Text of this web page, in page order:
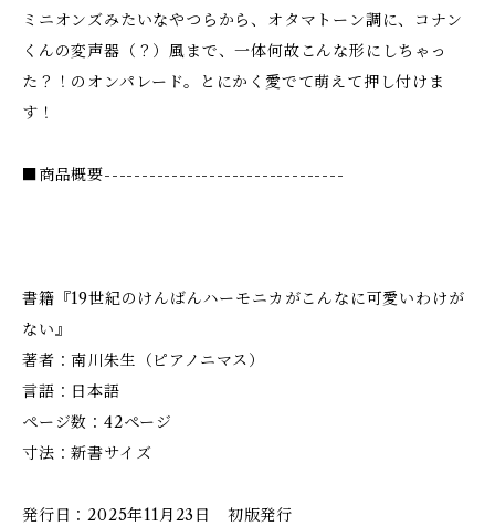
ミニオンズみたいなやつらから、オタマトーン調に、コナン
くんの変声器（？）風まで、一体何故こんな形にしちゃっ
た？！のオンパレード。とにかく愛でて萌えて押し付けま
す！
■商品概要--------------------------------
書籍『19世紀のけんばんハーモニカがこんなに可愛いわけが
ない』
著者：南川朱生（ピアノニマス）
言語：‏日本語
ページ数：42ページ
寸法：新書サイズ
発行日：2025年11月23日 初版発行